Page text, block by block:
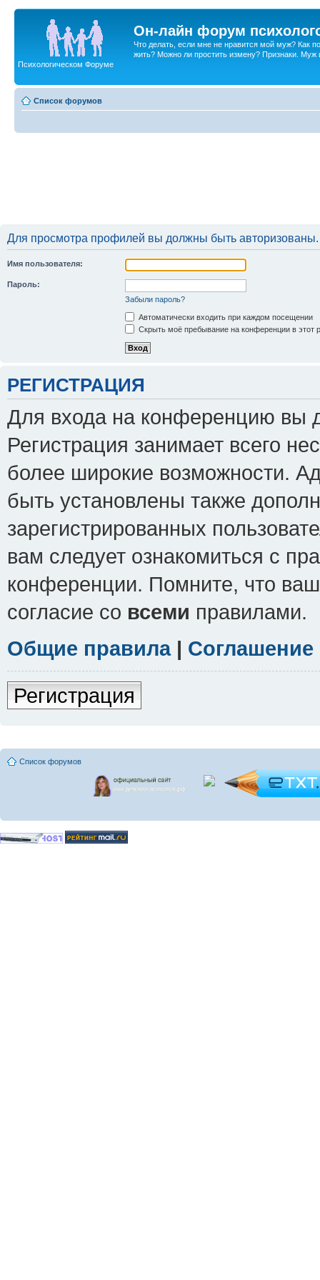
Он-лайн форум
Что делать, если мне не нравится мой муж? Как
жить? Можно ли простить измену? Признаки. Муж
Психологическом Форуме
Список форумов
Для просмотра профилей вы должны быть авторизованы.
Имя пользователя:
Пароль:
Забыли пароль?
Автоматически входить при каждом посещении
Скрыть моё пребывание на конференции в этот
РЕГИСТРАЦИЯ
Для входа на конференцию вы
Регистрация занимает всего
более широкие возможности.
быть установлены также
зарегистрированных
вам следует ознакомиться с
конференции. Помните, что
согласие со всеми правилами.
Общие правила|
Регистрация
Список форумов